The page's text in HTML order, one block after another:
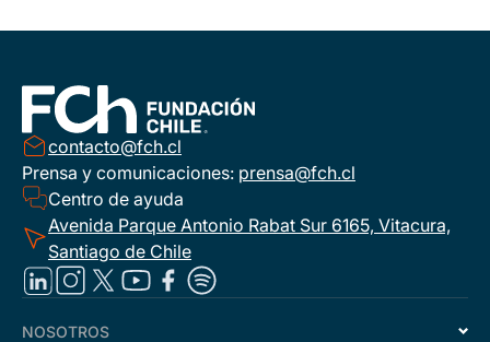
contacto@fch.cl
Prensa y comunicaciones: prensa@fch.cl
Centro de ayuda
Avenida Parque Antonio Rabat Sur 6165, Vitacura,
Santiago de Chile
NOSOTROS